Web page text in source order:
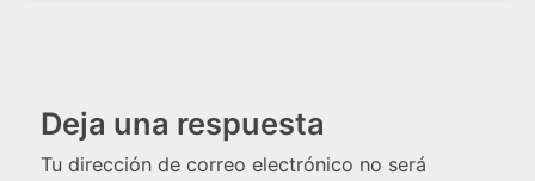
Deja una respuesta
Tu dirección de correo electrónico no será